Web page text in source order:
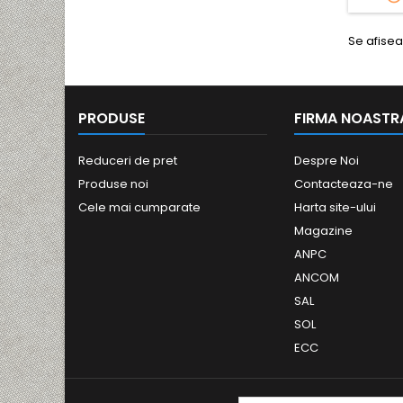
Se
PRODUSE
Reduceri de pret
Produse noi
Cele mai cumparate
FIRMA
Despre Noi
Contacteaza-ne
Harta site-ului
Magazine
ANPC
ANCOM
SAL
SOL
ECC